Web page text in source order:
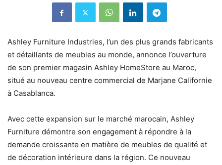
Ashley Furniture Industries, l’un des plus grands fabricants
et détaillants de meubles au monde, annonce l’ouverture
de son premier magasin Ashley HomeStore au Maroc,
situé au nouveau centre commercial de Marjane Californie
à Casablanca.
Avec cette expansion sur le marché marocain, Ashley
Furniture démontre son engagement à répondre à la
demande croissante en matière de meubles de qualité et
de décoration intérieure dans la région. Ce nouveau